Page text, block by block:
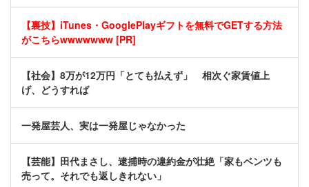
【裏技】iTunes・GooglePlayギフトを無料でGETする方法
がこちらwwwwwww [PR]
【社会】8万が12万円「とても払えず」 相次ぐ家賃値上
げ、どうすれば
一発屋芸人、実は一発屋じゃなかった
【芸能】田代まさし、逮捕時の違約金が壮絶「家もベンツも
売って。それでも返しきれない」